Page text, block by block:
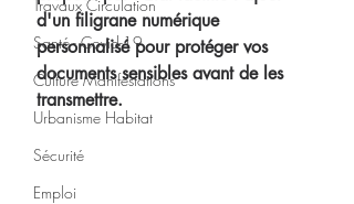
Travaux Circulation
Santé - Covid-19
Culture Manifestations
Urbanisme Habitat
Sécurité
Emploi
d'un filigrane numérique
personnalisé pour protéger vos
documents sensibles avant de les
transmettre.